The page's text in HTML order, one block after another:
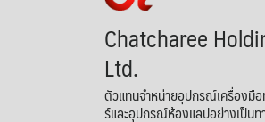
Chatcharee
Ltd.
ตัวแทนจำหน่ายอุปกรณ์เครื่องมื
ร์และอุปกรณ์ห้องแลปอย่างเป็นท